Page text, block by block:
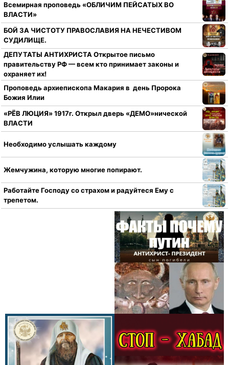
Всемирная проповедь «ОБЛИЧИМ ПЕЙСАТЫХ ВО
ВЛАСТИ»
БОЙ ЗА ЧИСТОТУ ПРАВОСЛАВИЯ НА НЕЧЕСТИВОМ
СУДИЛИЩЕ.
ДЕПУТАТЫ АНТИХРИСТА Открытое письмо
правительству РФ — всем кто принимает законы и
охраняет их!
Проповедь архиепископа Макария в день Пророка
Божия Илии
«РЁВ ЛЮЦИЯ» 1917г. Открыл дверь «ДЕМО»нической
ВЛАСТИ
Необходимо услышать каждому
Жемчужина, которую многие попирают.
Работайте Господу со страхом и радуйтеся Ему с
трепетом.